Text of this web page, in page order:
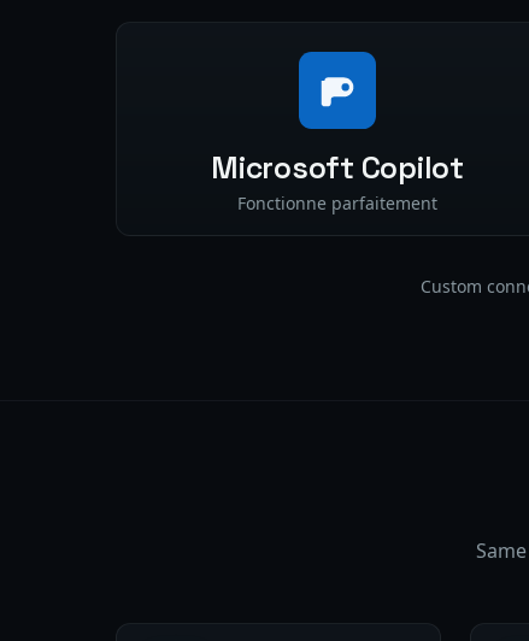
Microsoft Copilot
Fonctionne parfaitement
Custom